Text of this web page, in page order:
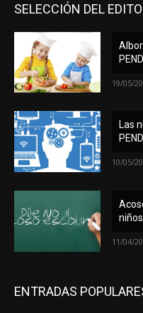
SELECCIÓN DEL
19/05/
Las
10/05/
11/04/
ENTRADAS